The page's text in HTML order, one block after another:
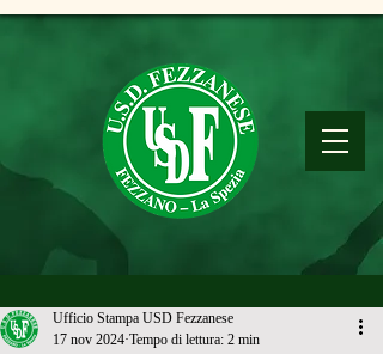
Ufficio Stampa USD Fezzanese
17 nov 2024 Tempo di lettura: 2 min